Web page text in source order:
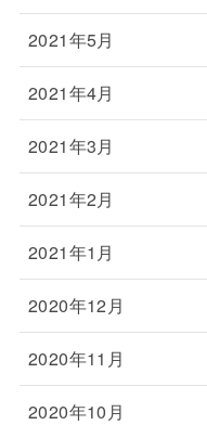
2021年5月
2021年4月
2021年3月
2021年2月
2021年1月
2020年12月
2020年11月
2020年10月